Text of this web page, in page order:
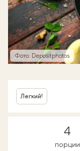
Фото: Depositphotos
Легкий!
4
порции